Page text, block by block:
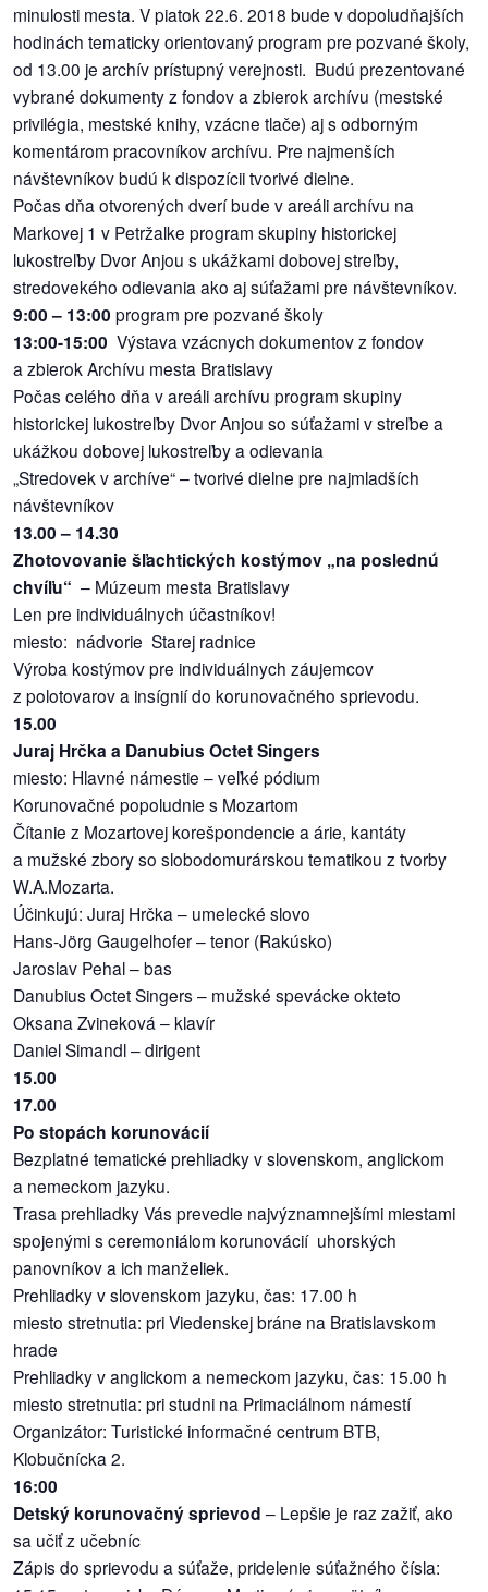
autorské
zázemie
kontaktujte
nás
reklama
minulosti mesta. V piatok 22.6. 2018 bude v dopoludňajších
hodinách tematicky orientovaný program pre pozvané školy,
od 13.00 je archív prístupný verejnosti. Budú prezentované
vybrané dokumenty z fondov a zbierok archívu (mestské
privilégia, mestské knihy, vzácne tlače) aj s odborným
komentárom pracovníkov archívu. Pre najmenších
návštevníkov budú k dispozícii tvorivé dielne.
Počas dňa otvorených dverí bude v areáli archívu na
Markovej 1 v Petržalke program skupiny historickej
lukostreľby Dvor Anjou s ukážkami dobovej streľby,
stredovekého odievania ako aj súťažami pre návštevníkov.
9:00 – 13:00 program pre pozvané školy
13:00-15:00 Výstava vzácnych dokumentov z fondov
a zbierok Archívu mesta Bratislavy
Počas celého dňa v areáli archívu program skupiny
historickej lukostreľby Dvor Anjou so súťažami v streľbe a
ukážkou dobovej lukostreľby a odievania
„Stredovek v archíve“ – tvorivé dielne pre najmladších
návštevníkov
13.00 – 14.30
Zhotovovanie šľachtických kostýmov „na poslednú
chvíľu“ – Múzeum mesta Bratislavy
Len pre individuálnych účastníkov!
miesto: nádvorie Starej radnice
Výroba kostýmov pre individuálnych záujemcov
z polotovarov a insígnií do korunovačného sprievodu.
15.00
Juraj Hrčka a Danubius Octet Singers
miesto: Hlavné námestie – veľké pódium
Korunovačné popoludnie s Mozartom
Čítanie z Mozartovej korešpondencie a árie, kantáty
a mužské zbory so slobodomurárskou tematikou z tvorby
W.A.Mozarta.
Účinkujú: Juraj Hrčka – umelecké slovo
Hans-Jörg Gaugelhofer – tenor (Rakúsko)
Jaroslav Pehal – bas
Danubius Octet Singers – mužské spevácke okteto
Oksana Zvineková – klavír
Daniel Simandl – dirigent
15.00
17.00
Po stopách korunovácií
Bezplatné tematické prehliadky v slovenskom, anglickom
a nemeckom jazyku.
Trasa prehliadky Vás prevedie najvýznamnejšími miestami
spojenými s ceremoniálom korunovácií uhorských
panovníkov a ich manželiek.
Prehliadky v slovenskom jazyku, čas: 17.00 h
miesto stretnutia: pri Viedenskej bráne na Bratislavskom
hrade
Prehliadky v anglickom a nemeckom jazyku, čas: 15.00 h
miesto stretnutia: pri studni na Primaciálnom námestí
Organizátor: Turistické informačné centrum BTB,
Klobučnícka 2.
16:00
Detský korunovačný sprievod – Lepšie je raz zažiť, ako
sa učiť z učebníc
Zápis do sprievodu a súťaže, pridelenie súťažného čísla: